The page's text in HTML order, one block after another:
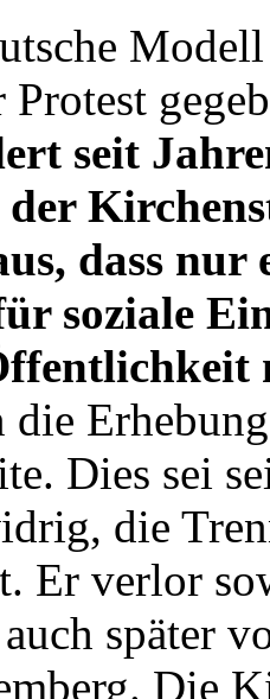
seit
dass nur
soziale
die
Dies sei
die
Er verlor
später
Die